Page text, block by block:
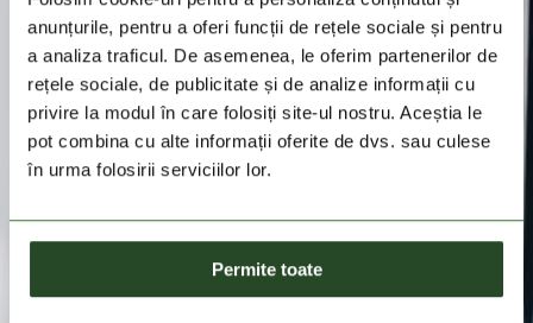
anunțurile, pentru a oferi funcții de rețele sociale și pentru
a analiza traficul. De asemenea, le oferim partenerilor de
rețele sociale, de publicitate și de analize informații cu
privire la modul în care folosiți site-ul nostru. Aceștia le
pot combina cu alte informații oferite de dvs. sau culese
în urma folosirii serviciilor lor.
Permite toate